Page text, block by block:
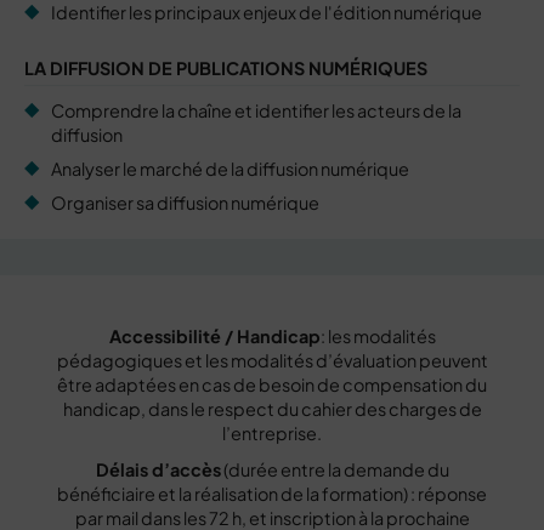
Identifier les principaux enjeux de l'édition numérique
LA DIFFUSION DE PUBLICATIONS NUMÉRIQUES
Comprendre la chaîne et identifier les acteurs de la
diffusion
Analyser le marché de la diffusion numérique
Organiser sa diffusion numérique
Accessibilité / Handicap: les modalités
pédagogiques et les modalités d’évaluation peuvent
être adaptées en cas de besoin de compensation du
handicap, dans le respect du cahier des charges de
l’entreprise.
Délais d’accès(durée entre la demande du
bénéficiaire et la réalisation de la formation) : réponse
par mail dans les 72 h, et inscription à la prochaine